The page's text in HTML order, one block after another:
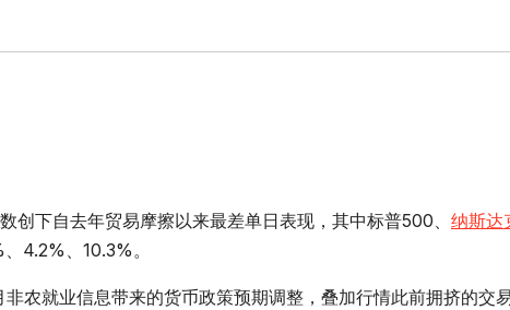
下自去年贸易摩擦以来最差单日表现，其中标普500、 纳斯达
4.2%、10.3%。
就业信息带来的货币政策预期调整，叠加行情此前拥挤的交